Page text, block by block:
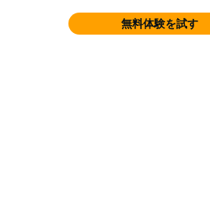
無料体験を試す